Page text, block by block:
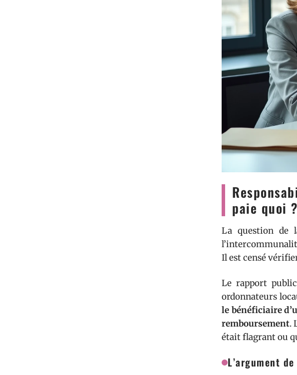
paie quoi ?
La question de
Il est censé
Le rapport
ordonnateurs
le bénéficiaire
remboursement.
était flagrant ou
L’argument